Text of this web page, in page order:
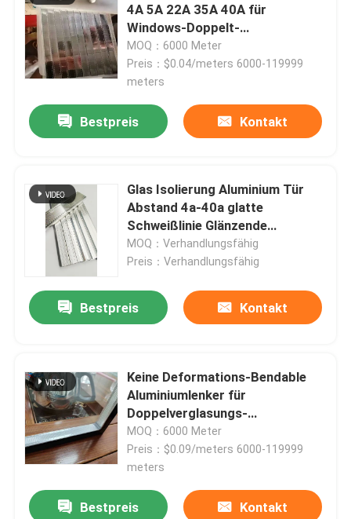
Haus
Produkte
Über uns
Fabrik-Ausflug
Qualitätskontrolle
Fordern Sie ein Zitat
Aluminiumlenker
Butyl-Abstandshalter
4A 5A 22A 35A 40A für
Windows-Doppelt-
ausgeglichenes Glas
MOQ：6000 Meter
Preis：$0.04/meters 6000-119999
meters
Bestpreis Kontakt
Glas Isolierung Aluminium Tür
Abstand 4a-40a glatte
Schweißlinie Glänzende
Oberfläche
MOQ：Verhandlungsfähig
Preis：Verhandlungsfähig
Bestpreis Kontakt
Keine Deformations-Bendable
Aluminiumlenker für
Doppelverglasungs-
hinaufkletternde Oberfläche
MOQ：6000 Meter
Preis：$0.09/meters 6000-119999
meters
Bestpreis Kontakt